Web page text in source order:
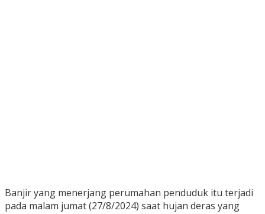
Banjir yang menerjang perumahan penduduk itu terjadi
pada malam jumat (27/8/2024) saat hujan deras yang